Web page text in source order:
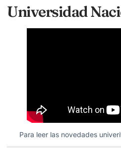
Universidad
Para leer las novedades